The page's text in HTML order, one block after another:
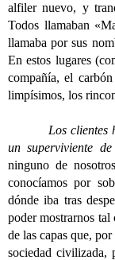
alfiler nuevo, y
Todos llamaban
llamaba por sus
En estos lugares
compañía, el
limpísimos, los
Los clientes
un superviviente
ninguno de
conocíamos por
dónde iba tras
poder mostrarnos tal
de las capas que,
sociedad civilizada,